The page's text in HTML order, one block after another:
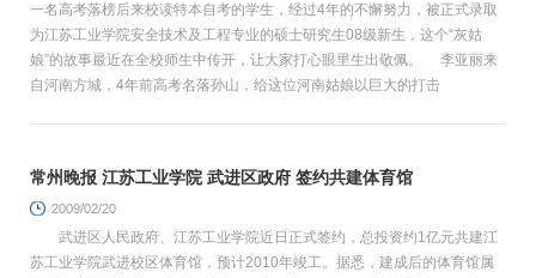
一名高考落榜后来校读特本自考的学生，经过4年的不懈努力，被正式录取
为江苏工业学院安全技术及工程专业的硕士研究生08级新生，这个“灰姑
娘”的故事最近在全校师生中传开，让大家打心眼里生出敬佩。 李亚丽来
自河南方城，4年前高考名落孙山，给这位河南姑娘以巨大的打击
常州晚报 江苏工业学院 武进区政府 签约共建体育馆
2009/02/20
武进区人民政府、江苏工业学院近日正式签约，总投资约1亿元共建江
苏工业学院武进校区体育馆，预计2010年竣工。据悉，建成后的体育馆属